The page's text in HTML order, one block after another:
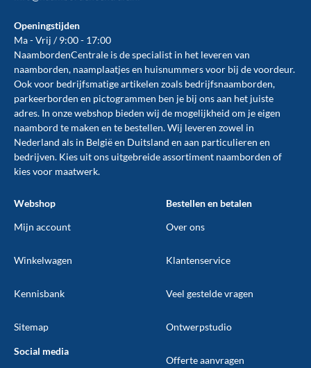
Openingstijden
Ma - Vrij / 9:00 - 17:00
NaambordenCentrale is de specialist in het leveren van
naamborden, naamplaatjes en huisnummers voor bij devoordeur.
Ook voor bedrijfsmatige artikelen zoals bedrijfsnaamborden,
parkeerborden en pictogrammen ben je bij ons aan het juiste
adres. In onze webshop bieden wij de mogelijkheid om je eigen
naambord te maken en te bestellen. Wij leveren zowel in
Nederland als in België en Duitsland en aan particulieren en
bedrijven. Kies uit ons uitgebreide assortiment naamborden of
kies voor maatwerk.
Webshop
Mijn account
Winkelwagen
Kennisbank
Sitemap
Social media
Bestellen en betalen
Over ons
Klantenservice
Veel gestelde vragen
Ontwerpstudio
Offerte aanvragen